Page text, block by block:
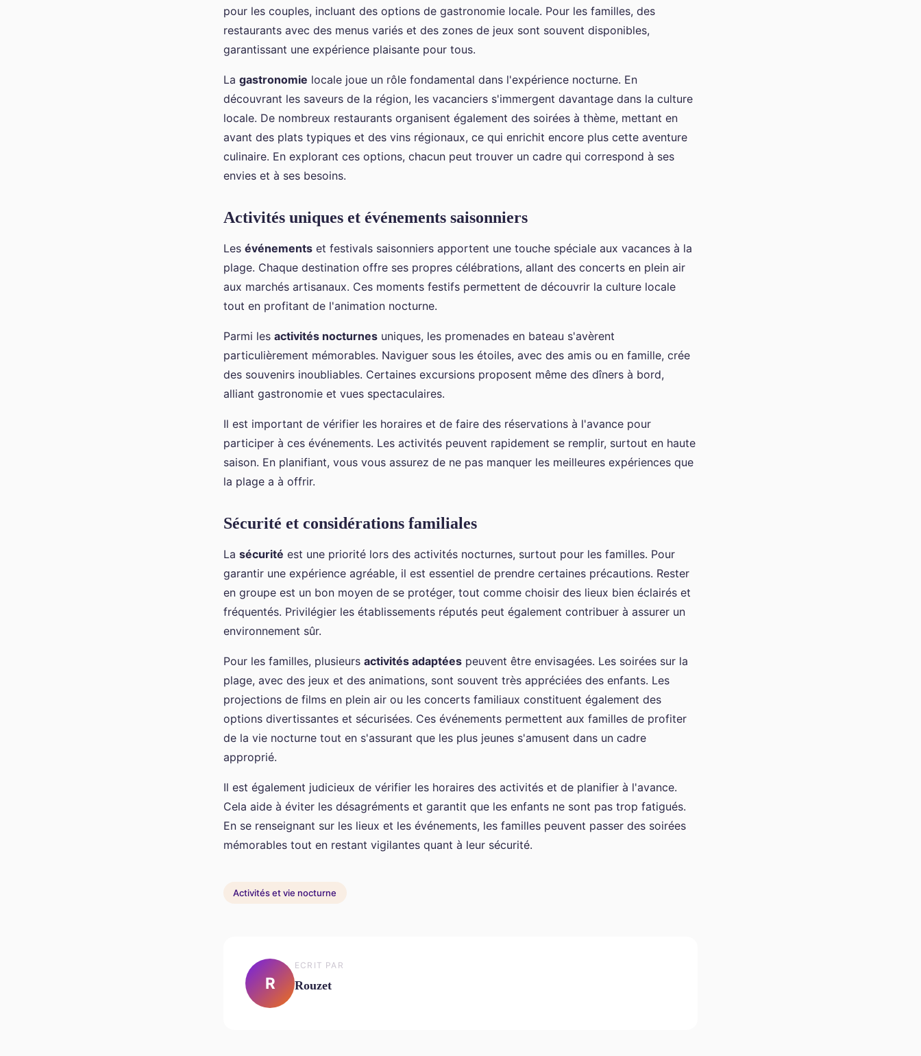
pour les couples, incluant des options de gastronomie locale. Pour les familles, des
restaurants avec des menus variés et des zones de jeux sont souvent disponibles,
garantissant une expérience plaisante pour tous.
La gastronomie locale joue un rôle fondamental dans l'expérience nocturne. En
découvrant les saveurs de la région, les vacanciers s'immergent davantage dans la culture
locale. De nombreux restaurants organisent également des soirées à thème, mettant en
avant des plats typiques et des vins régionaux, ce qui enrichit encore plus cette aventure
culinaire. En explorant ces options, chacun peut trouver un cadre qui correspond à ses
envies et à ses besoins.
Activités uniques et événements saisonniers
Les événements et festivals saisonniers apportent une touche spéciale aux vacances à la
plage. Chaque destination offre ses propres célébrations, allant des concerts en plein air
aux marchés artisanaux. Ces moments festifs permettent de découvrir la culture locale
tout en profitant de l'animation nocturne.
Parmi les activités nocturnes uniques, les promenades en bateau s'avèrent
particulièrement mémorables. Naviguer sous les étoiles, avec des amis ou en famille, crée
des souvenirs inoubliables. Certaines excursions proposent même des dîners à bord,
alliant gastronomie et vues spectaculaires.
Il est important de vérifier les horaires et de faire des réservations à l'avance pour
participer à ces événements. Les activités peuvent rapidement se remplir, surtout en haute
saison. En planifiant, vous vous assurez de ne pas manquer les meilleures expériences que
la plage a à offrir.
Sécurité et considérations familiales
La sécurité est une priorité lors des activités nocturnes, surtout pour les familles. Pour
garantir une expérience agréable, il est essentiel de prendre certaines précautions. Rester
en groupe est un bon moyen de se protéger, tout comme choisir des lieux bien éclairés et
fréquentés. Privilégier les établissements réputés peut également contribuer à assurer un
environnement sûr.
Pour les familles, plusieurs activités adaptées peuvent être envisagées. Les soirées sur la
plage, avec des jeux et des animations, sont souvent très appréciées des enfants. Les
projections de films en plein air ou les concerts familiaux constituent également des
options divertissantes et sécurisées. Ces événements permettent aux familles de profiter
de la vie nocturne tout en s'assurant que les plus jeunes s'amusent dans un cadre
approprié.
Il est également judicieux de vérifier les horaires des activités et de planifier à l'avance.
Cela aide à éviter les désagréments et garantit que les enfants ne sont pas trop fatigués.
En se renseignant sur les lieux et les événements, les familles peuvent passer des soirées
mémorables tout en restant vigilantes quant à leur sécurité.
Activités et vie nocturne
R
ECRIT PAR
Rouzet